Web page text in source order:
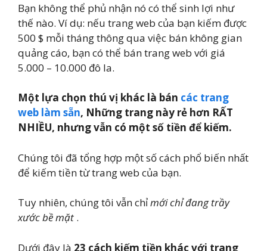
Bạn không thể phủ nhận nó có thể sinh lợi như
thế nào. Ví dụ: nếu trang web của bạn kiếm được
500 $ mỗi tháng thông qua việc bán không gian
quảng cáo, bạn có thể bán trang web với giá
5.000 – 10.000 đô la.
Một lựa chọn thú vị khác là bán các trang
web làm sẵn, Những trang này rẻ hơn RẤT
NHIỀU, nhưng vẫn có một số tiền để kiếm.
Chúng tôi đã tổng hợp một số cách phổ biến nhất
để kiếm tiền từ trang web của bạn.
Tuy nhiên, chúng tôi vẫn chỉmới chỉ đang trầy
xước bề mặt .
Dưới đây là 23 cách kiếm tiền khác với trang